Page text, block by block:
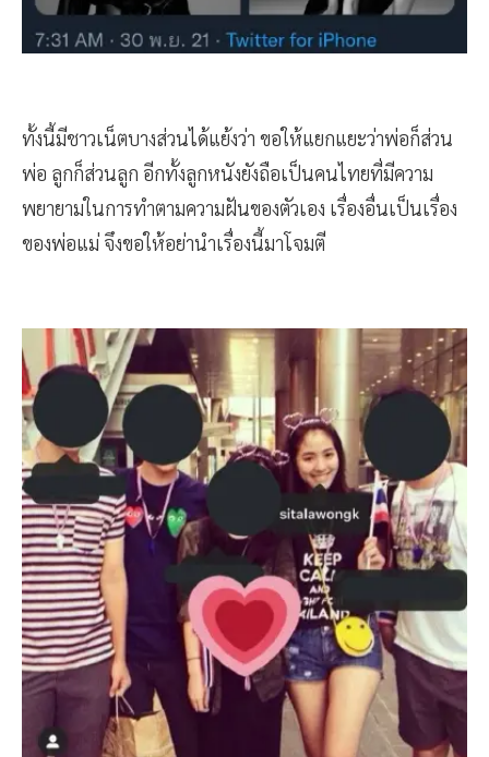
ทั้งนี้มีชาวเน็ตบางส่วนได้แย้งว่า ขอให้แยกแยะว่าพ่อก็ส่วน
พ่อ ลูกก็ส่วนลูก อีกทั้งลูกหนังยังถือเป็นคนไทยที่มีความ
พยายามในการทำตามความฝันของตัวเอง เรื่องอื่นเป็นเรื่อง
ของพ่อแม่ จึงขอให้อย่านำเรื่องนี้มาโจมตี